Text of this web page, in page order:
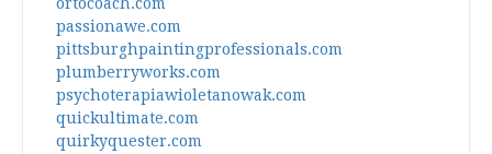
passionawe.com
pittsburghpaintingprofessionals.com
plumberryworks.com
psychoterapiawioletanowak.com
quickultimate.com
quirkyquester.com